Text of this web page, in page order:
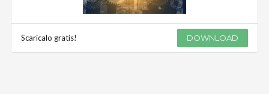
Scaricalo gratis! DOWNLOAD